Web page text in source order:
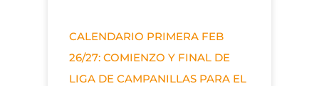
CALENDARIO PRIMERA FEB
26/27: COMIENZO Y FINAL DE
LIGA DE CAMPANILLAS PARA EL